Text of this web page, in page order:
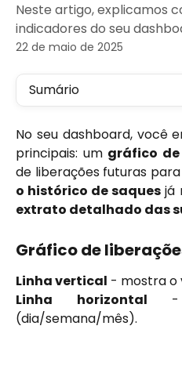
Neste artigo, explicamos
indicadores do seu
22 de maio de 2025
Sumário
No seu dashboard, você
principais: um gráfico
de liberações futuras
o histórico de saques já
extrato detalhado das
Gráfico de
Linha vertical - mostra o
Linha horizontal -
(dia/semana/mês).